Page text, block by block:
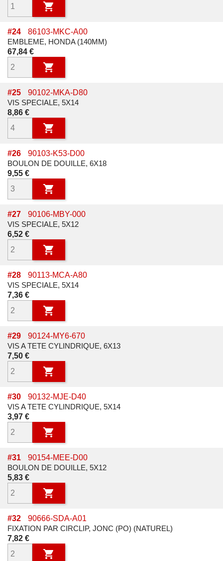

#24
86103-MKC-A00
EMBLEME, HONDA (140MM)
Prix
67,84 €

#25
90102-MKA-D80
VIS SPECIALE, 5X14
Prix
8,86 €

#26
90103-K53-D00
BOULON DE DOUILLE, 6X18
Prix
9,55 €

#27
90106-MBY-000
VIS SPECIALE, 5X12
Prix
6,52 €

#28
90113-MCA-A80
VIS SPECIALE, 5X14
Prix
7,36 €

#29
90124-MY6-670
VIS A TETE CYLINDRIQUE, 6X13
Prix
7,50 €

#30
90132-MJE-D40
VIS A TETE CYLINDRIQUE, 5X14
Prix
3,97 €

#31
90154-MEE-D00
BOULON DE DOUILLE, 5X12
Prix
5,83 €

#32
90666-SDA-A01
FIXATION PAR CIRCLIP, JONC (PO) (NATUREL)
Prix
7,82 €
